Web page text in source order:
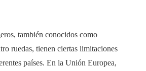
también conocidos como
ruedas, tienen ciertas limitaciones
países. En la Unión Europea,